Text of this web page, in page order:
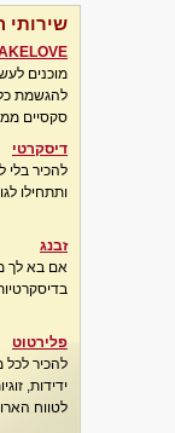
שירותי
מוכנים
להגשמת כל
סקסיים
דיסקרטי
להכיר בלי
ותתחילו
זבנג
אם בא לך
פלירטוט
להכיר לכל
ידידות,
לטווח